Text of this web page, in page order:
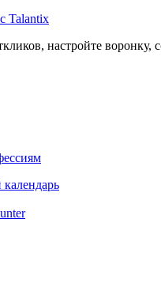
Talantix
настройте воронку,